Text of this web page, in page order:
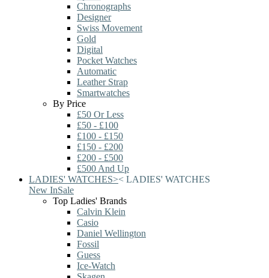
Chronographs
Designer
Swiss Movement
Gold
Digital
Pocket Watches
Automatic
Leather Strap
Smartwatches
By Price
£50 Or Less
£50 - £100
£100 - £150
£150 - £200
£200 - £500
£500 And Up
LADIES' WATCHES>< LADIES' WATCHES
New InSale
Top Ladies' Brands
Calvin Klein
Casio
Daniel Wellington
Fossil
Guess
Ice-Watch